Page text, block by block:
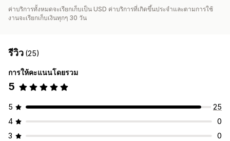
ค่าบริการทั้งหมดจะเรียกเก็บเป็น USD ค่าบริการที่เกิดขึ้นประจำและตามการใช้
งานจะเรียกเก็บเงินทุกๆ 30 วัน
รีวิว (25)
การให้คะแนนโดยรวม
5
5
25
4
0
3
0